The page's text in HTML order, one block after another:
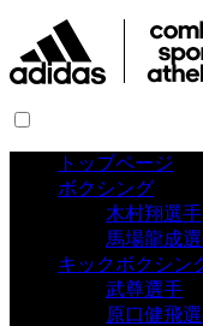
トップページ
ボクシング
木村翔選手
馬場龍成
キックボクシン
武尊選手
原口健飛